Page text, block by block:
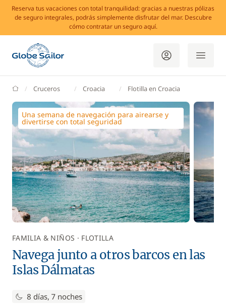
Reserva tus vacaciones con total tranquilidad: gracias a nuestras pólizas
de seguro integrales, podrás simplemente disfrutar del mar. Descubre
cómo contratar un seguro aquí.
GlobeSailor
Cruceros Croacia Flotilla en Croacia
Una semana de navegación para airearse y
divertirse con total seguridad
FAMILIA & NIÑOS FLOTILLA
Navega junto a otros barcos en las
Islas Dálmatas
8 días, 7 noches